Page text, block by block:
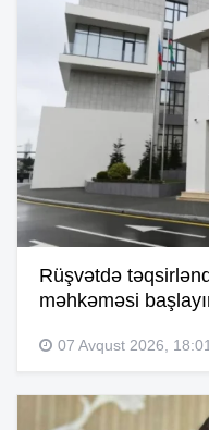
Rüşvətdə
məhkəməsi
07 Avqust 2026,